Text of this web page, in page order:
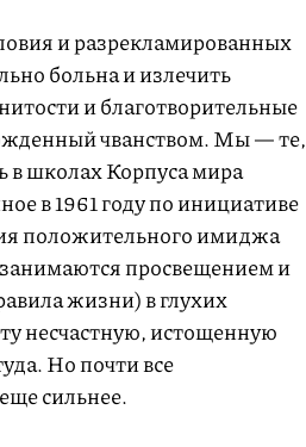
и разрекламированных
больна и излечить
и благотворительные
чванством. Мы — те,
в школах Корпуса мира
в 1961 году по инициативе
положительного имиджа
просвещением и
жизни) в глухих
несчастную, истощенную
Но почти все
сильнее.